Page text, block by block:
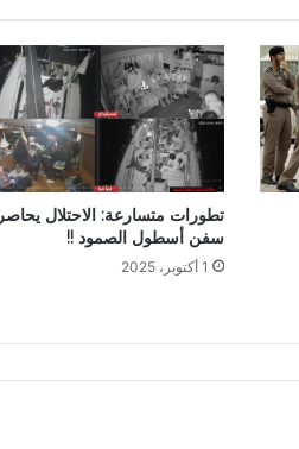
تطورات متسارعة: الاحتلال يحاصر
سفن أسطول الصمود !!
1 أكتوبر، 2025